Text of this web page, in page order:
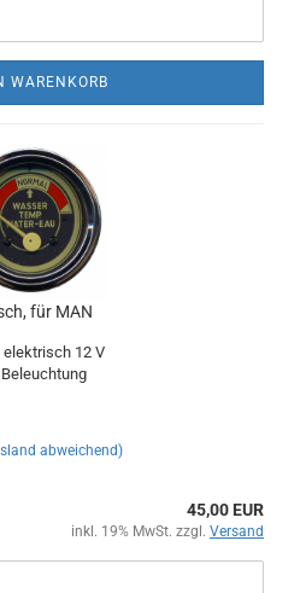
WARENKORB
für MAN
elektrisch 12 V
abweichend)
45,00 EUR
inkl. 19% MwSt. zzgl. Versand